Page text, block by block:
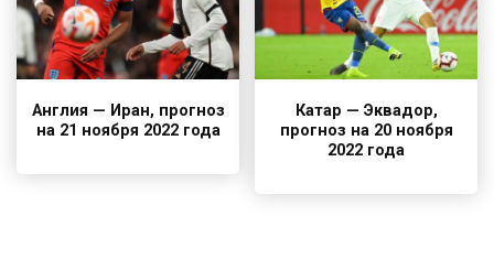
Англия — Иран, прогноз
на 21 ноября 2022 года
Катар — Эквадор,
прогноз на 20 ноября
2022 года